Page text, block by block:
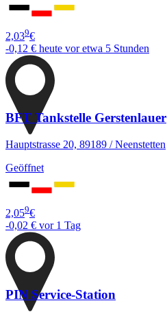
2,039€
-0,12 € heute vor etwa 5 Stunden
BFT Tankstelle Gerstenlauer
Hauptstrasse 20, 89189 / Neenstetten
Geöffnet
2,059€
-0,02 € vor 1 Tag
PIN Service-Station